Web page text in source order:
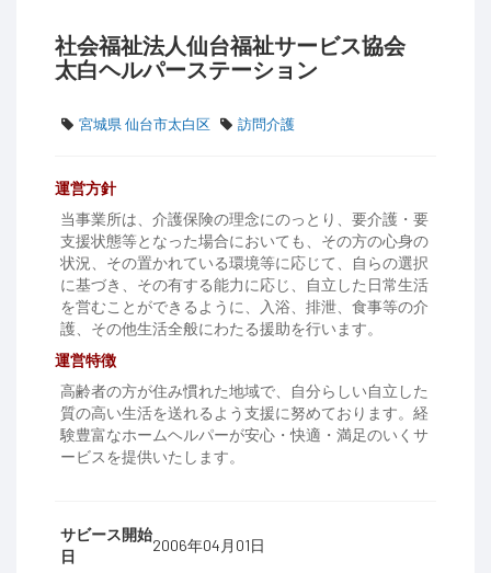
社会福祉法人仙台福祉サービス協会
太白ヘルパーステーション
宮城県 仙台市太白区 訪問介護
運営方針
当事業所は、介護保険の理念にのっとり、要介護・要
支援状態等となった場合においても、その方の心身の
状況、その置かれている環境等に応じて、自らの選択
に基づき、その有する能力に応じ、自立した日常生活
を営むことができるように、入浴、排泄、食事等の介
護、その他生活全般にわたる援助を行います。
運営特徴
高齢者の方が住み慣れた地域で、自分らしい自立した
質の高い生活を送れるよう支援に努めております。経
験豊富なホームヘルパーが安心・快適・満足のいくサ
ービスを提供いたします。
サビース開始
日
2006年04月01日